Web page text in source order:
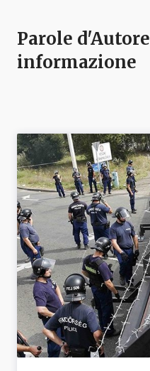
Parole d'Autore
informazione